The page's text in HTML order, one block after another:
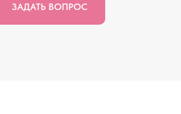
ЗАДАТЬ ВОПРОС